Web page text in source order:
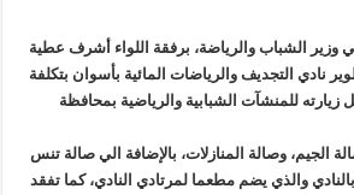
بأسوان
مغلقة
وزير الشباب والرياضة، برفقة اللواء أشرف عطية
نادي التجديف والرياضات المائية بأسوان بتكلفة
زيارته للمنشآت الشبابية والرياضية بمحافظة
الجيم، وصالة المنازلات، بالإضافة الي صالة تنس
بالنادي والذي يضم مطعما لمرتادي النادي، كما تفقد